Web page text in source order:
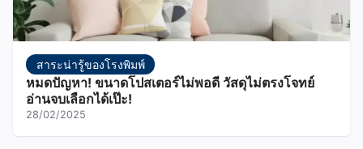
สาระน่ารู้ของโรงพิมพ์
หมดปัญหา! ขนาดโปสเตอร์ไม่พอดี วัสดุไม่ตรงโจทย์
อ่านจบเลือกได้เป๊ะ!
28/02/2025